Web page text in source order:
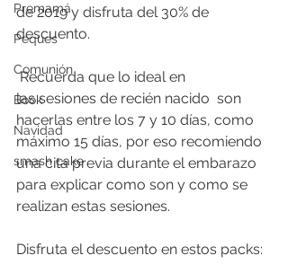
Premamá
Peques
Comunión
Book
Navidad
smash cake
de 2019 y disfruta del 30% de
descuento.
Recuerda que lo ideal en
las sesiones de recién nacido  son
hacerlas entre los 7 y 10 días, como
máximo 15 días, por eso recomiendo
una cita previa durante el embarazo
para explicar como son y como se
realizan estas sesiones.
Disfruta el descuento en estos packs: